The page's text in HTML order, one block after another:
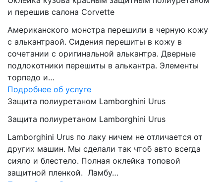
и перешив салона Corvette
Американского монстра перешили в черную кожу
с алькантраой. Сидения перешиты в кожу в
сочетании с оригинальной алькантра. Дверные
подлокотники перешиты в алькантра. Элементы
торпедо и…
Подробнее об услуге
Защита полиуретаном Lamborghini Urus
Защита полиуретаном Lamborghini Urus
Lamborghini Urus по лаку ничем не отличается от
других машин. Мы сделали так чтоб авто всегда
сияло и блестело. Полная оклейка топовой
защитной пленкой. Ламбу…